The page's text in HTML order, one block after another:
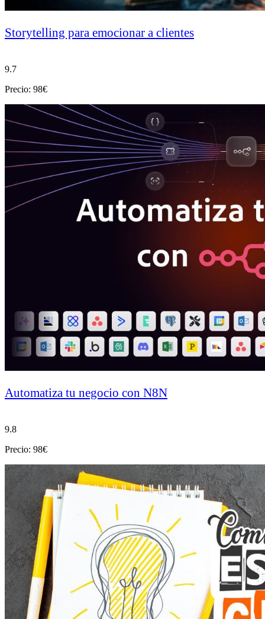
Storytelling para emocionar a clientes
9.7
Precio: 98€
Automatiza tu negocio con N8N
9.8
Precio: 98€